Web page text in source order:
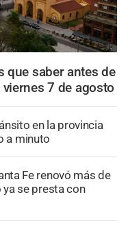
que saber antes de
7 de agosto
en la provincia
a minuto
Fe renovó más de
se presta con